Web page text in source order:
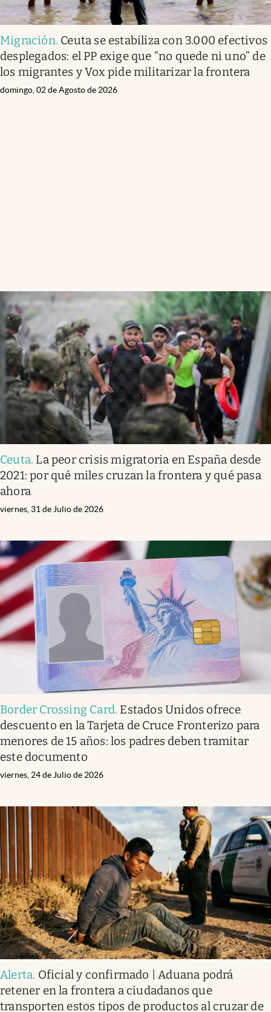
Migración. Ceuta se estabiliza con 3.000 efectivos
desplegados: el PP exige que “no quede ni uno” de
los migrantes y Vox pide militarizar la frontera
domingo, 02 de Agosto de 2026
Ceuta. La peor crisis migratoria en España desde
2021: por qué miles cruzan la frontera y qué pasa
ahora
viernes, 31 de Julio de 2026
Border Crossing Card. Estados Unidos ofrece
descuento en la Tarjeta de Cruce Fronterizo para
menores de 15 años: los padres deben tramitar
este documento
viernes, 24 de Julio de 2026
Alerta. Oficial y confirmado | Aduana podrá
retener en la frontera a ciudadanos que
transporten estos tipos de productos al cruzar de